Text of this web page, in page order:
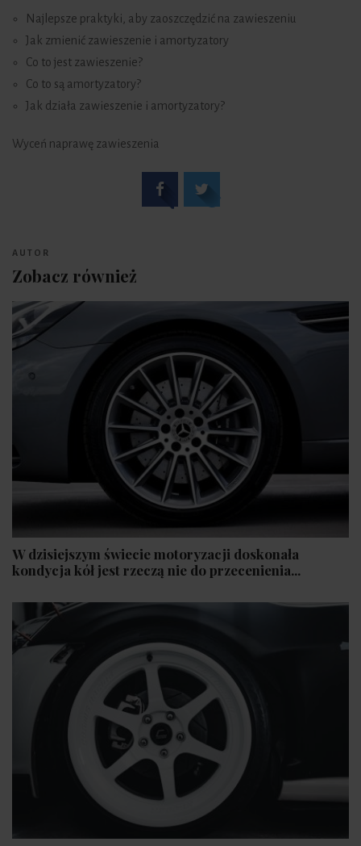
Najlepsze praktyki, aby zaoszczędzić na zawieszeniu
Jak zmienić zawieszenie i amortyzatory
Co to jest zawieszenie?
Co to są amortyzatory?
Jak działa zawieszenie i amortyzatory?
Wyceń naprawę zawieszenia
AUTOR
Zobacz również
W dzisiejszym świecie motoryzacji doskonała
kondycja kół jest rzeczą nie do przecenienia...